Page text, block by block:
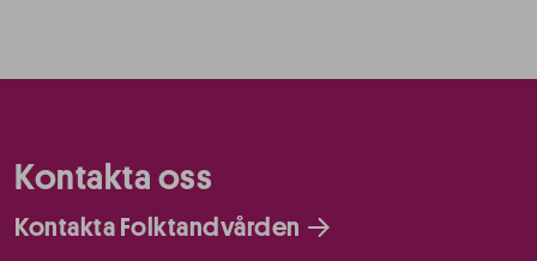
Kontakta oss
Kontakta Folktandvården